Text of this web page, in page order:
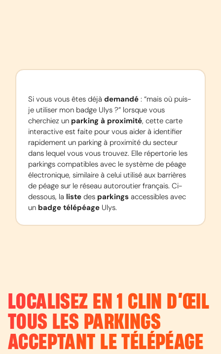
Si vous vous êtes déjà demandé : “mais où puis-
je utiliser mon badge Ulys ?” lorsque vous
cherchiez un parking à proximité, cette carte
interactive est faite pour vous aider à identifier
rapidement un parking à proximité du secteur
dans lequel vous vous trouvez. Elle répertorie les
parkings compatibles avec le système de péage
électronique, similaire à celui utilisé aux barrières
de péage sur le réseau autoroutier français. Ci-
dessous, la liste des parkings accessibles avec
un badge télépéage Ulys.
LOCALISEZ EN 1 CLIN D’ŒIL
TOUS LES PARKINGS
ACCEPTANT LE TÉLÉPÉAGE